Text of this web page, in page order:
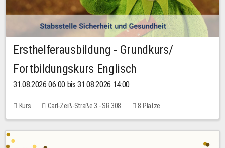
Ersthelferausbildung - Grundkurs/
Fortbildungskurs Englisch
31.08.2026 06:00 bis 31.08.2026 14:00
Kurs Carl-Zeiß-Straße 3 - SR 308 8 Plätze